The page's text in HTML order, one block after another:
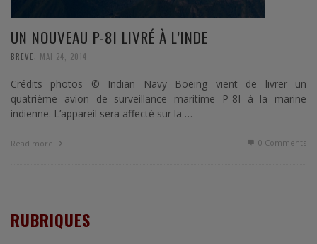
UN NOUVEAU P-8I LIVRÉ À L’INDE
BREVE MAI 24, 2014
Crédits photos © Indian Navy Boeing vient de livrer un
quatrième avion de surveillance maritime P-8I à la marine
indienne. L’appareil sera affecté sur la …
Read more 0 Comments
RUBRIQUES